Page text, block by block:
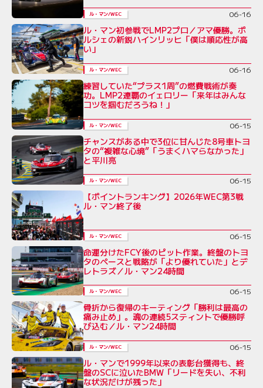
ル・マン/WEC 06-16
ル・マン初参戦でLMP2プロ／アマ優勝。ポ
ルシェの新鋭ハインリッヒ「僕は順応性が高
い」
ル・マン/WEC 06-16
練習していた“プラス1周”の燃費戦術が奏
功。LMP2連覇のイェロリー「来年はみんな
コツを掴むだろうね！」
ル・マン/WEC 06-15
チャンスがある中で3位に甘んじた8号車トヨ
タの“複雑な心境”「うまくハマらなかった」
と平川亮
ル・マン/WEC 06-15
【ポイントランキング】2026年WEC第3戦
ル・マン終了後
ル・マン/WEC 06-15
命運分けたFCY後のピット作業。終盤のトヨ
タのペースと戦略が「より優れていた」とデ
レトラズ／ル・マン24時間
ル・マン/WEC 06-15
骨折から復帰のキーティング「勝利は最高の
痛み止め」。魂の連続5スティントで優勝呼
び込む／ル・マン24時間
ル・マン/WEC 06-15
ル・マンで1999年以来の表彰台獲得も、終
盤のSCに泣いたBMW「リードを失い、不利
な状況だけが残った」